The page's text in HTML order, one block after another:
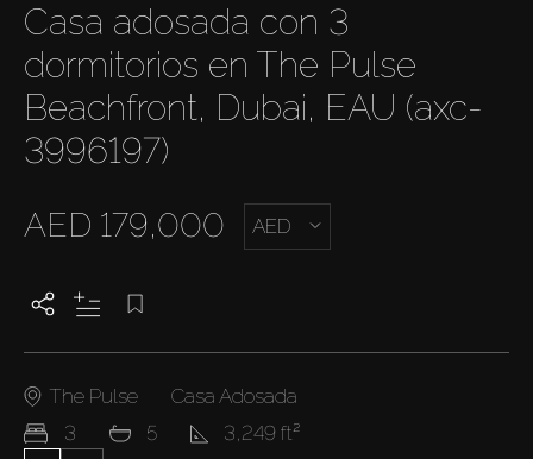
Casa adosada con 3
dormitorios en The Pulse
Beachfront, Dubai, EAU (axc-
3996197)
AED 179,000 AED
The Pulse
Casa Adosada
3
5
3,249 ft²